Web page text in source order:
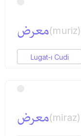
معرض(muriz)
Lugat-ı Cudi
معرض(miraz)